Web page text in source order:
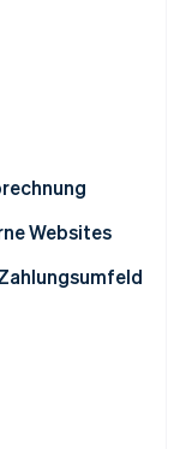
für die
Websites